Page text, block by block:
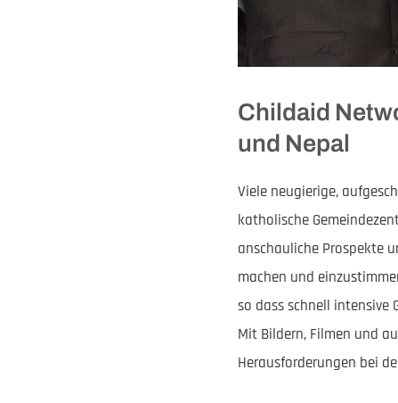
Childaid
und Nepal
Viele neugierige,
katholische
anschauliche Prospekte
machen und
so dass schnell intensive
Mit Bildern, Filmen und
Herausforderungen bei